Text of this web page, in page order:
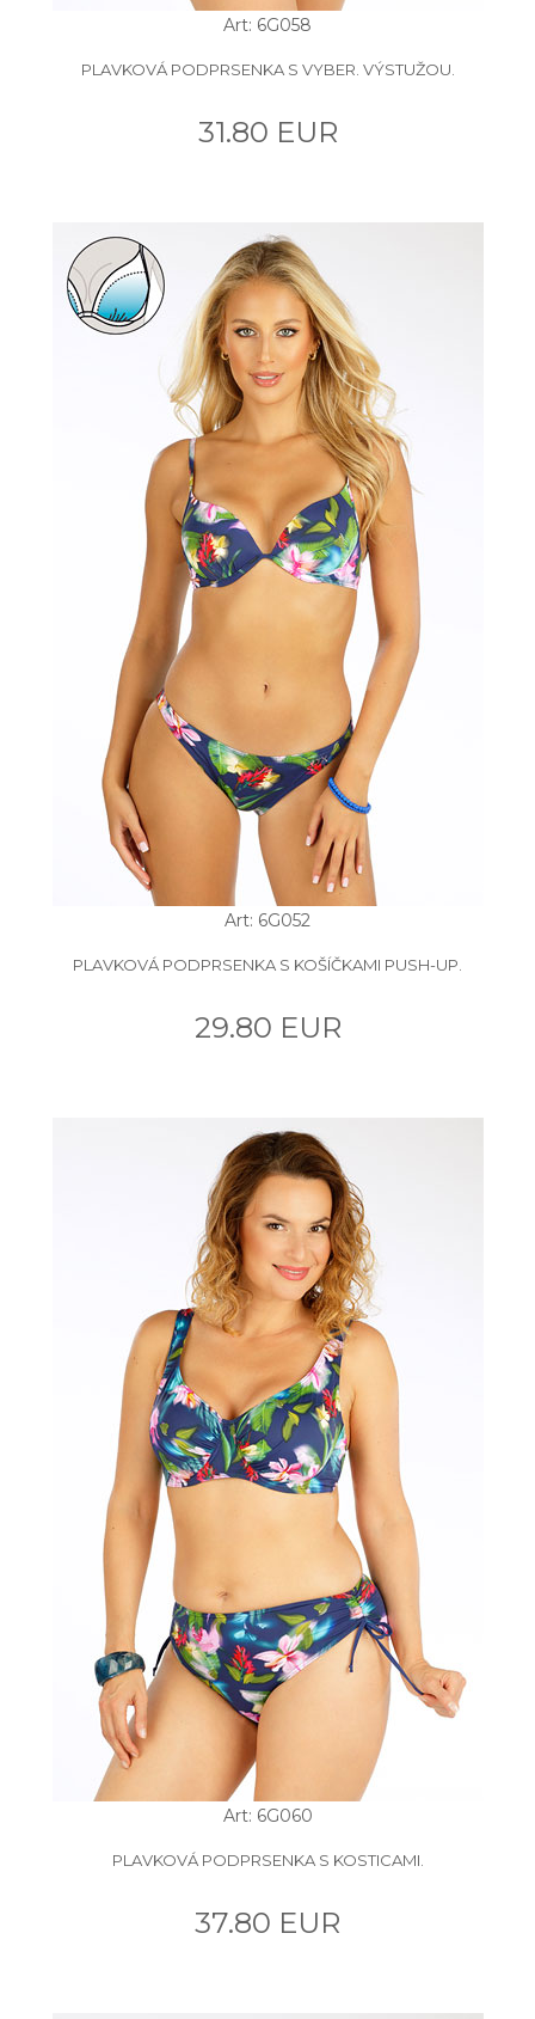
Art: 6G058
PLAVKOVÁ PODPRSENKA S VYBER. VÝSTUŽOU.
31.80 EUR
Art: 6G052
PLAVKOVÁ PODPRSENKA S KOŠÍČKAMI PUSH-UP.
29.80 EUR
Art: 6G060
PLAVKOVÁ PODPRSENKA S KOSTICAMI.
37.80 EUR